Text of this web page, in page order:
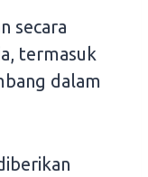
secara
termasuk
dalam